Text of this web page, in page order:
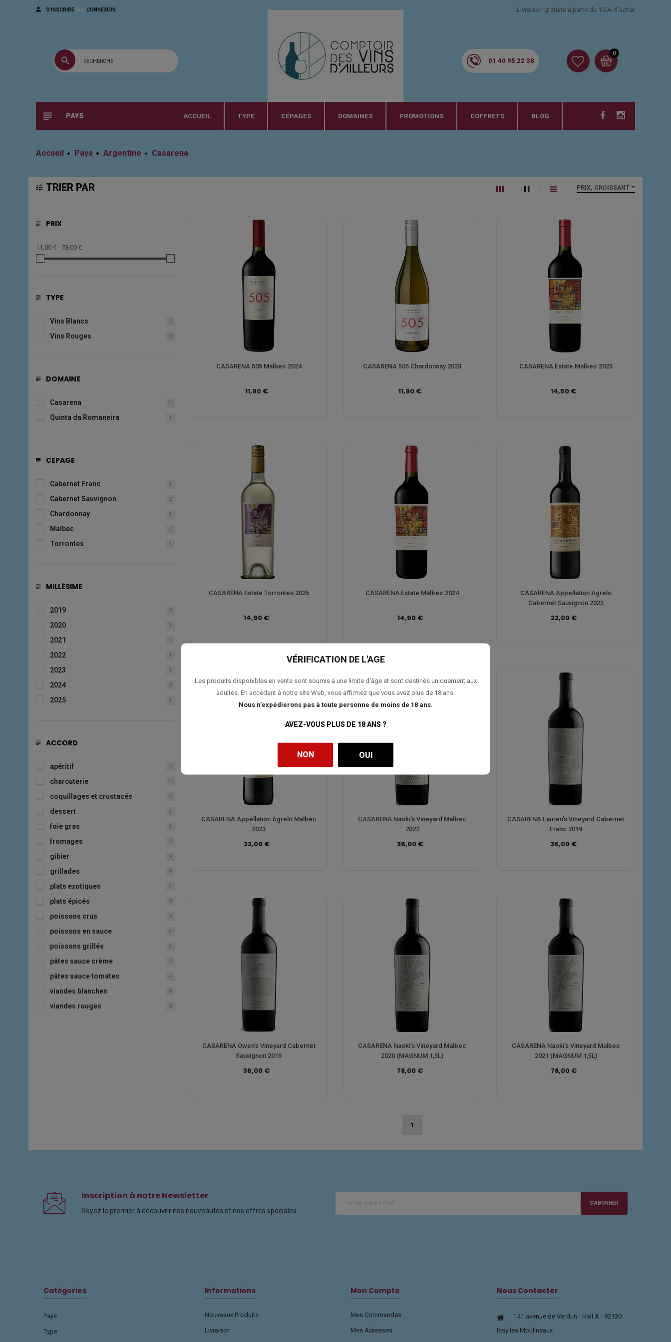
VÉRIFICATION DE L'AGE
Les produits disponibles en vente sont soumis à une limite d'âge et sont destinés uniquement aux
adultes. En accédant à notre site Web, vous affirmez que vous avez plus de 18 ans.
Nous n'expédierons pas à toute personne de moins de 18 ans.
AVEZ-VOUS PLUS DE 18 ANS ?
NON OUI
S'INSCRIRE ou CONNEXION Livraison gratuite à partir de 150€ d'achat
01 40 95 22 38
0
PAYS ACCUEIL TYPE CÉPAGES DOMAINES PROMOTIONS COFFRETS BLOG
Accueil Pays Argentine Casarena
TRIER PAR
PRIX
11,00 € - 78,00 €
TYPE
Vins Blancs 2
Vins Rouges 10
DOMAINE
Casarena 11
Quinta da Romaneira 1
CÉPAGE
Cabernet Franc 1
Cabernet Sauvignon 2
Chardonnay 1
Malbec 7
Torrontes 1
MILLÉSIME
2019 2
2020 1
2021 1
2022 1
2023 4
2024 2
2025 1
ACCORD
apéritif 2
charcuterie 11
coquillages et crustacés 2
dessert 1
foie gras 1
fromages 10
gibier 9
grillades 9
plats exotiques 4
plats épicés 9
poissons crus 2
poissons en sauce 4
poissons grillés 6
pâtes sauce crème 2
pâtes sauce tomates 4
viandes blanches 8
viandes rouges 9
PRIX, CROISSANT
CASARENA 505 Malbec 2024
11,90 €
CASARENA 505 Chardonnay 2023
11,90 €
CASARENA Estate Malbec 2023
14,50 €
CASARENA Estate Torrontes 2025
14,90 €
CASARENA Estate Malbec 2024
14,90 €
CASARENA Appellation Agrelo
Cabernet Sauvignon 2023
22,00 €
CASARENA Appellation Agrelo Malbec
2023
22,00 €
CASARENA Naoki's Vineyard Malbec
2022
36,00 €
CASARENA Lauren's Vineyard Cabernet
Franc 2019
36,00 €
CASARENA Owen's Vineyard Cabernet
Sauvignon 2019
36,00 €
CASARENA Naoki's Vineyard Malbec
2020 (MAGNUM 1,5L)
78,00 €
CASARENA Naoki's Vineyard Malbec
2021 (MAGNUM 1,5L)
78,00 €
1
Inscription à notre Newsletter
Soyez le premier à découvrir nos nouveautés et nos offres spéciales.
S'ABONNER
Catégories
Pays
Type
Informations
Nouveaux Produits
Livraison
Mon Compte
Mes Commandes
Mes Adresses
Nous Contacter
141 avenue de Verdun - Hall A - 92130
Issy les Moulineaux